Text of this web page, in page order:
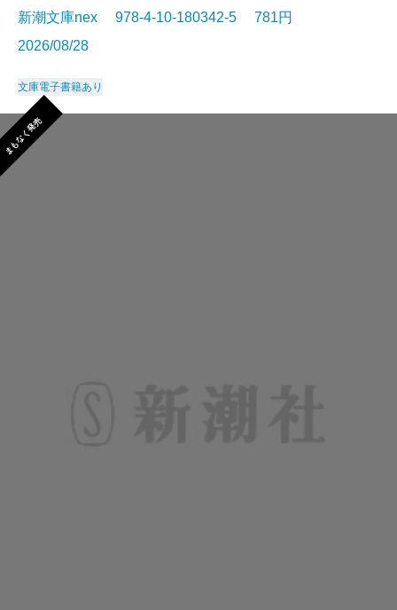
新潮文庫nex 978-4-10-180342-5 781円
2026/08/28
文庫電子書籍あり
まもなく発売